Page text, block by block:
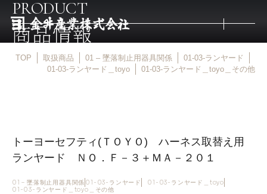
トップ
取扱メーカー
金井産業の強み
PRODUCT
商品情報
TOP 取扱商品 01 – 墜落制止用器具関係
01-03-ランヤード
01-03-ランヤード＿toyo
01-03-ランヤード＿toyo＿その他
トーヨーセフティ(ＴＯＹＯ) ハーネス取替え用
ランヤード ＮＯ．Ｆ－３＋ＭＡ－２０１
01 – 墜落制止用器具関係 01-03-ランヤード
01-03-ランヤード＿toyo
01-03-ランヤード＿toyo＿その他